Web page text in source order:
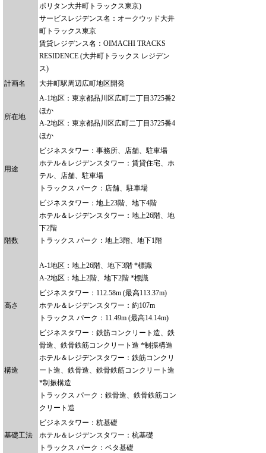
ポリタン大井町トラックス東京)
サービスレジデンス名：オークウッド大井
町トラックス東京
賃貸レジデンス名：OIMACHI TRACKS
RESIDENCE (大井町トラックス レジデン
ス)
計画名
大井町駅周辺広町地区開発
所在地
A-1地区：東京都品川区広町二丁目3725番2
ほか
A-2地区：東京都品川区広町二丁目3725番4
ほか
用途
ビジネスタワー：事務所、店舗、駐車場
ホテル＆レジデンスタワー：賃貸住宅、ホ
テル、店舗、駐車場
トラックス パーク：店舗、駐車場
階数
ビジネスタワー：地上23階、地下4階
ホテル＆レジデンスタワー：地上26階、地
下2階
トラックス パーク：地上3階、地下1階
A-1地区：地上26階、地下3階 *標識
A-2地区：地上2階、地下2階 *標識
高さ
ビジネスタワー：112.58m (最高113.37m)
ホテル＆レジデンスタワー：約107m
トラックス パーク：11.49m (最高14.14m)
構造
ビジネスタワー：鉄筋コンクリート造、鉄
骨造、鉄骨鉄筋コンクリート造 *制振構造
ホテル＆レジデンスタワー：鉄筋コンクリ
ート造、鉄骨造、鉄骨鉄筋コンクリート造
*制振構造
トラックス パーク：鉄骨造、鉄骨鉄筋コン
クリート造
基礎工法
ビジネスタワー：杭基礎
ホテル＆レジデンスタワー：杭基礎
トラックス パーク：ベタ基礎